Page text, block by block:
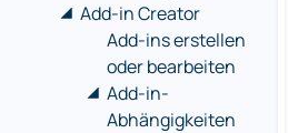
Add-in Creator
Add-ins erstellen
oder bearbeiten
Add-in-
Abhängigkeiten